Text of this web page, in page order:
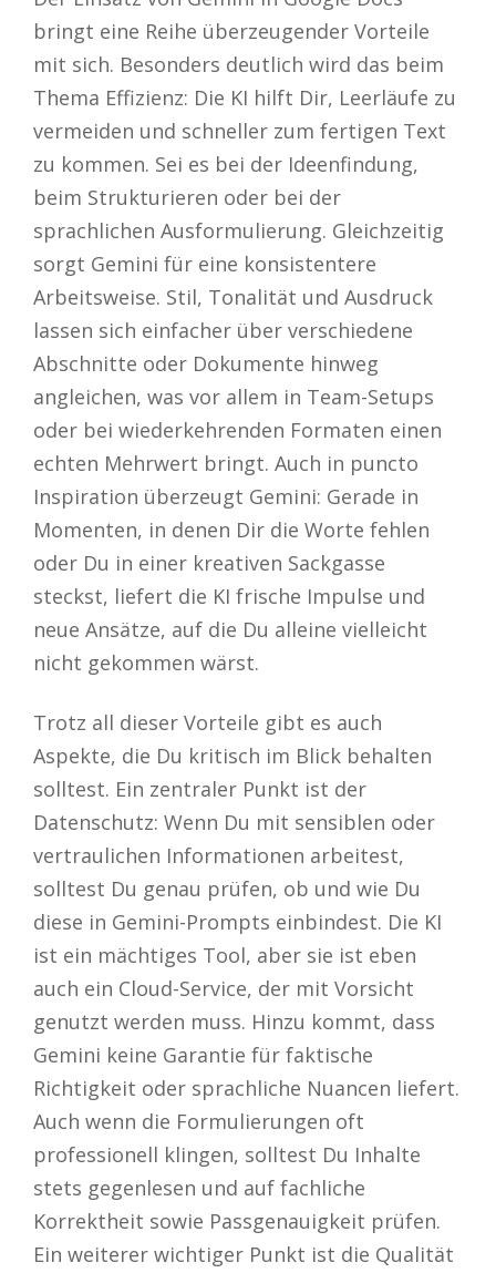
bringt eine Reihe überzeugender Vorteile
mit sich. Besonders deutlich wird das beim
Thema Effizienz: Die KI hilft Dir, Leerläufe zu
vermeiden und schneller zum fertigen Text
zu kommen. Sei es bei der Ideenfindung,
beim Strukturieren oder bei der
sprachlichen Ausformulierung. Gleichzeitig
sorgt Gemini für eine konsistentere
Arbeitsweise. Stil, Tonalität und Ausdruck
lassen sich einfacher über verschiedene
Abschnitte oder Dokumente hinweg
angleichen, was vor allem in Team-Setups
oder bei wiederkehrenden Formaten einen
echten Mehrwert bringt. Auch in puncto
Inspiration überzeugt Gemini: Gerade in
Momenten, in denen Dir die Worte fehlen
oder Du in einer kreativen Sackgasse
steckst, liefert die KI frische Impulse und
neue Ansätze, auf die Du alleine vielleicht
nicht gekommen wärst.
Trotz all dieser Vorteile gibt es auch
Aspekte, die Du kritisch im Blick behalten
solltest. Ein zentraler Punkt ist der
Datenschutz: Wenn Du mit sensiblen oder
vertraulichen Informationen arbeitest,
solltest Du genau prüfen, ob und wie Du
diese in Gemini-Prompts einbindest. Die KI
ist ein mächtiges Tool, aber sie ist eben
auch ein Cloud-Service, der mit Vorsicht
genutzt werden muss. Hinzu kommt, dass
Gemini keine Garantie für faktische
Richtigkeit oder sprachliche Nuancen liefert.
Auch wenn die Formulierungen oft
professionell klingen, solltest Du Inhalte
stets gegenlesen und auf fachliche
Korrektheit sowie Passgenauigkeit prüfen.
Ein weiterer wichtiger Punkt ist die Qualität